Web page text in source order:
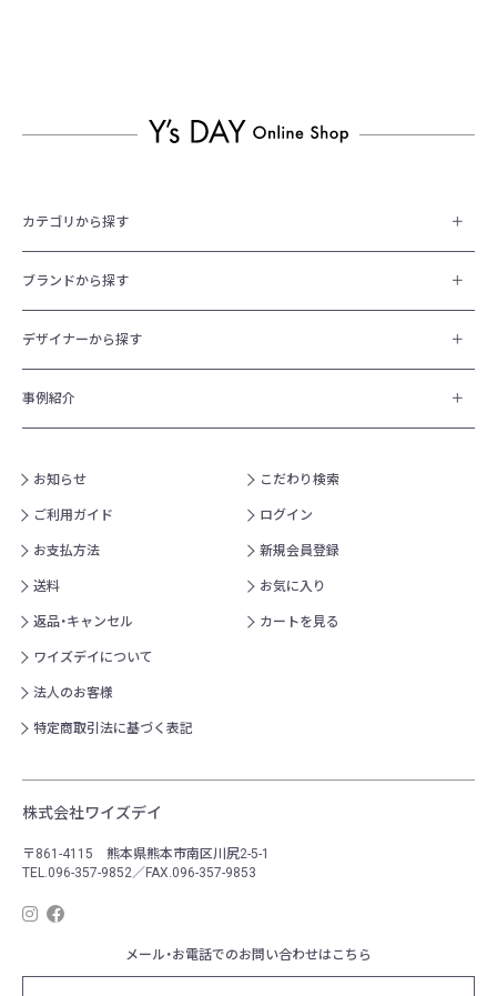
カテゴリから探す
ブランドから探す
デザイナーから探す
事例紹介
お知らせ
ご利用ガイド
お支払方法
送料
返品・キャンセル
ワイズデイについて
法人のお客様
特定商取引法に基づく表記
こだわり検索
ログイン
新規会員登録
お気に入り
カートを見る
株式会社ワイズデイ
〒861-4115 熊本県熊本市南区川尻2-5-1
TEL.096-357-9852／FAX.096-357-9853
メール・お電話でのお問い合わせはこちら